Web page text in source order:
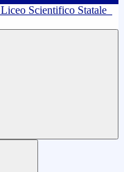
Liceo Scientifico Statale